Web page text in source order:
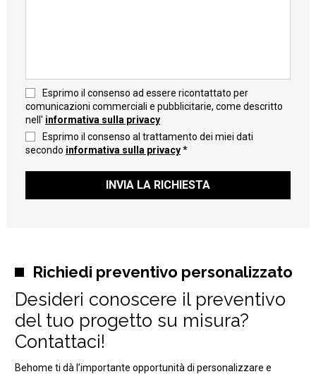
Richiedi preventivo personalizzato
Desideri conoscere il preventivo
del tuo progetto su misura?
Contattaci!
Behome ti dà l’importante opportunità di personalizzare e
Esprimo il consenso ad essere ricontattato per
comunicazioni commerciali e pubblicitarie, come descritto
nell' informativa sulla privacy
Esprimo il consenso al trattamento dei miei dati
secondo informativa sulla privacy*
INVIA LA RICHIESTA